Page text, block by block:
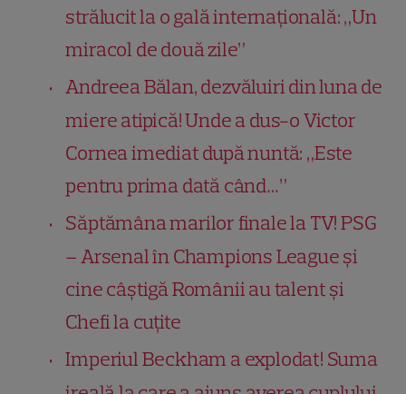
strălucit la o gală internațională: „Un
miracol de două zile”
Andreea Bălan, dezvăluiri din luna de
miere atipică! Unde a dus-o Victor
Cornea imediat după nuntă: „Este
pentru prima dată când…”
Săptămâna marilor finale la TV! PSG
– Arsenal în Champions League și
cine câștigă Românii au talent și
Chefi la cuțite
Imperiul Beckham a explodat! Suma